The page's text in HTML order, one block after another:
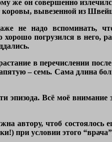
же он совершенно
вывезенной из
не надо вспоминать,
погрузился в него,
в перечислении
– семь. Сама длина
Всё моё внимание
автору, чтоб состоялось
при условии этого